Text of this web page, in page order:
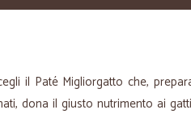
il Paté Migliorgatto che,
dona il giusto nutrimento ai